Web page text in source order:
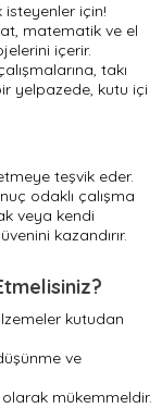
için!
matematik ve el
içerir.
takı
yelpazede, kutu içi
teşvik eder.
odaklı çalışma
veya kendi
kazandırır.
kutudan
ve
mükemmeldir.